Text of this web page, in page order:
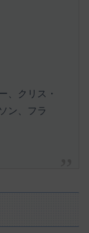
、クリス・
ン、フラ